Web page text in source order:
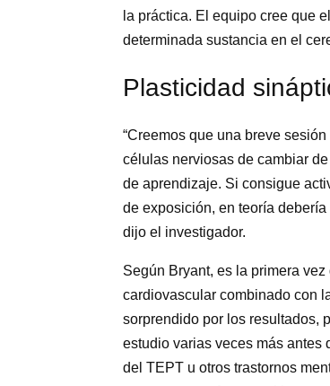
la práctica. El equipo cree que
determinada sustancia en el
Plasticidad
“Creemos que una breve
células nerviosas de cambiar
de aprendizaje. Si consigue
de exposición, en teoría
dijo el investigador.
Según Bryant, es la primera
cardiovascular combinado con
sorprendido por los resultados,
estudio varias veces más antes
del TEPT u otros trastornos